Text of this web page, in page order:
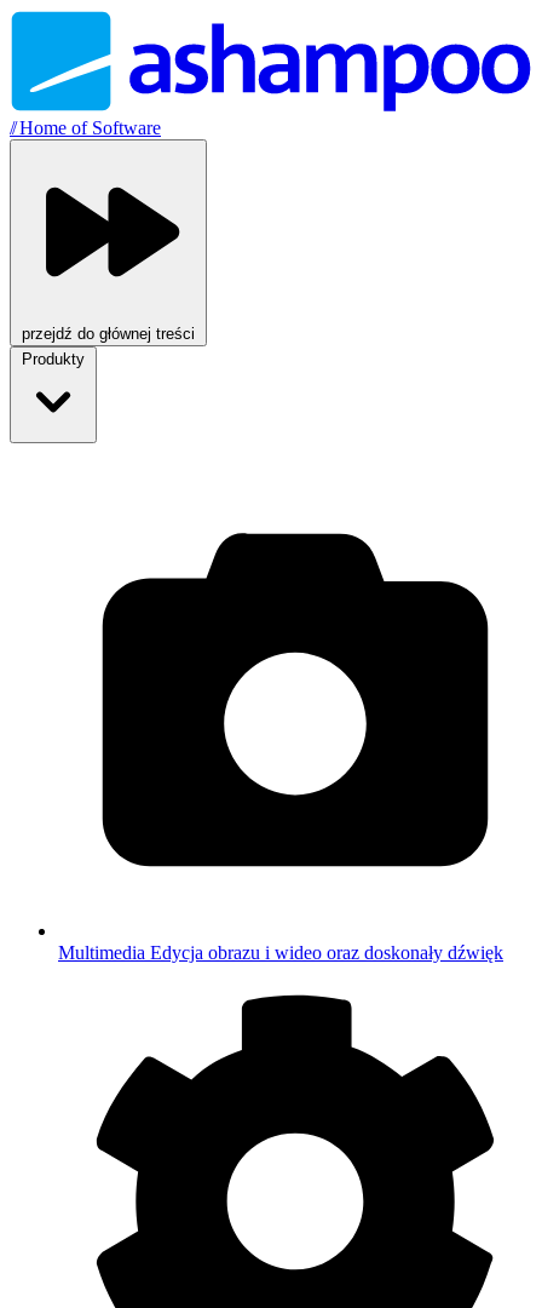
//Home of Software
przejdź do głównej treści
Produkty
Multimedia Edycja obrazu i wideo oraz doskonały dźwięk